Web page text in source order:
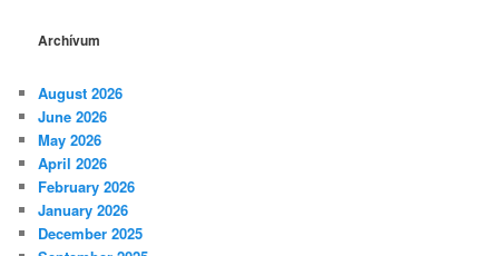
Archívum
August 2026
June 2026
May 2026
April 2026
February 2026
January 2026
December 2025